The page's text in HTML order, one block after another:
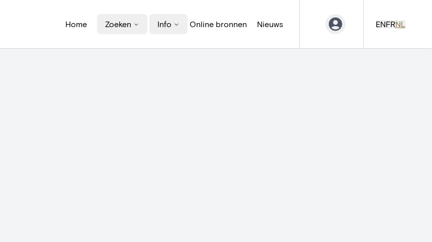
Home Zoeken Info Online bronnen Nieuws ENFRNL